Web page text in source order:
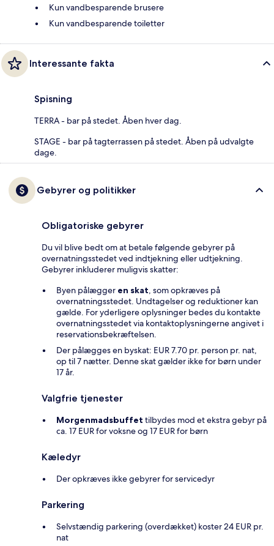
Kun vandbesparende brusere
Kun vandbesparende toiletter
Interessante fakta
Spisning
TERRA - bar på stedet. Åben hver dag.
STAGE - bar på tagterrassen på stedet. Åben på udvalgte
dage.
Gebyrer og politikker
Obligatoriske gebyrer
Du vil blive bedt om at betale følgende gebyrer på
overnatningsstedet ved indtjekning eller udtjekning.
Gebyrer inkluderer muligvis skatter:
Byen pålægger en skat, som opkræves på
overnatningsstedet. Undtagelser og reduktioner kan
gælde. For yderligere oplysninger bedes du kontakte
overnatningsstedet via kontaktoplysningerne angivet i
reservationsbekræftelsen.
Der pålægges en byskat: EUR 7.70 pr. person pr. nat,
op til 7 nætter. Denne skat gælder ikke for børn under
17 år.
Valgfrie tjenester
Morgenmadsbuffet tilbydes mod et ekstra gebyr på
ca. 17 EUR for voksne og 17 EUR for børn
Kæledyr
Der opkræves ikke gebyrer for servicedyr
Parkering
Selvstændig parkering (overdækket) koster 24 EUR pr.
nat